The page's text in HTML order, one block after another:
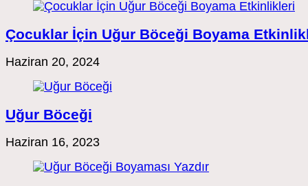
Çocuklar İçin Uğur Böceği Boyama
Haziran 20, 2024
Uğur Böceği
Haziran 16, 2023